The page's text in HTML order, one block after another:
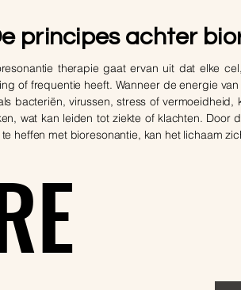
principes achter
therapie gaat ervan uit dat elke
of frequentie heeft. Wanneer de energie
bacteriën, virussen, stress of
wat kan leiden tot ziekte of klachten. Door
heffen met bioresonantie, kan het lichaam